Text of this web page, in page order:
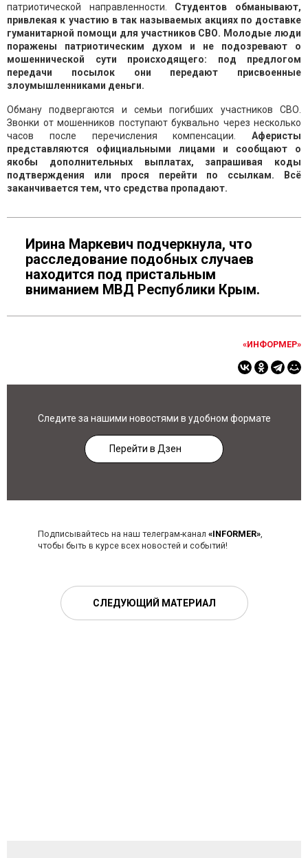
патриотической направленности. Студентов обманывают,
привлекая к участию в так называемых акциях по доставке
гуманитарной помощи для участников СВО. Молодые люди
поражены патриотическим духом и не подозревают о
мошеннической сути происходящего: под предлогом
передачи посылок они передают присвоенные
злоумышленниками деньги.
Обману подвергаются и семьи погибших участников СВО.
Звонки от мошенников поступают буквально через несколько
часов после перечисления компенсации. Аферисты
представляются официальными лицами и сообщают о
якобы дополнительных выплатах, запрашивая коды
подтверждения или прося перейти по ссылкам. Всё
заканчивается тем, что средства пропадают.
Ирина Маркевич подчеркнула, что
расследование подобных случаев
находится под пристальным
вниманием МВД Республики Крым.
«ИНФОРМЕР»
Следите за нашими новостями в удобном формате
Перейти в Дзен
Подписывайтесь на наш телеграм-канал «INFORMER»,
чтобы быть в курсе всех новостей и событий!
СЛЕДУЮЩИЙ МАТЕРИАЛ